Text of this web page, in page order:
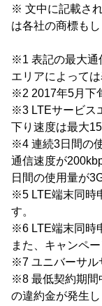
※ 文中に記載さ
は各社の商標も
※1 表記の最大通
エリアによって
※2 2017年5月下
※3 LTEサービス
下り速度は最大
※4 連続3日間の
通信速度が
日間の使用量が
※5 LTE端末同時
す。
※6 LTE端末同時
また、キャンペ
※7 ユニバーサル
※8 最低契約期間
の違約金が発生し